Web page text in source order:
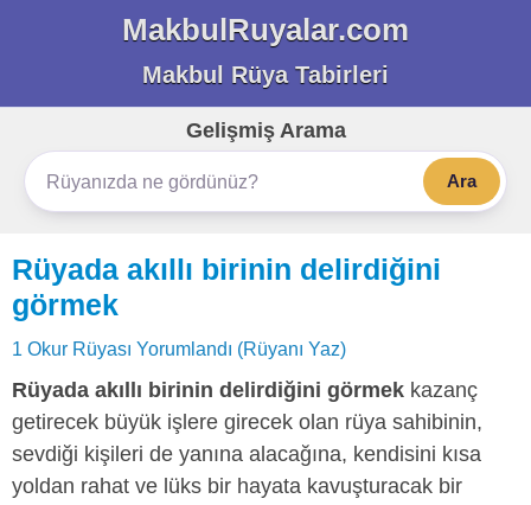
MakbulRuyalar.com
Makbul Rüya Tabirleri
Gelişmiş Arama
Ara
Rüyada akıllı birinin delirdiğini
görmek
1 Okur Rüyası Yorumlandı (Rüyanı Yaz)
Rüyada akıllı birinin delirdiğini görmek kazanç
getirecek büyük işlere girecek olan rüya sahibinin,
sevdiği kişileri de yanına alacağına, kendisini kısa
yoldan rahat ve lüks bir hayata kavuşturacak bir